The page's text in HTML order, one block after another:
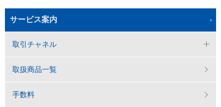
サービス案内
取引チャネル
取扱商品一覧
手数料